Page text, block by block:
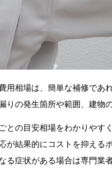
用相場は、簡単な補修であ
りの発生箇所や範囲、建物
との目安相場をわかりや
が結果的にコストを抑え
る症状がある場合は専門業